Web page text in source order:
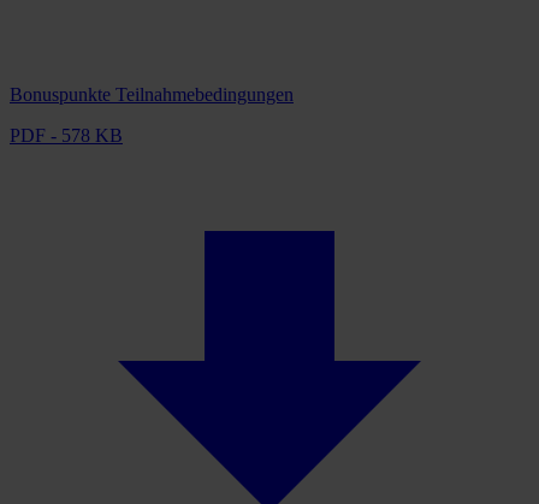
Bonuspunkte Teilnahmebedingungen
PDF - 578 KB